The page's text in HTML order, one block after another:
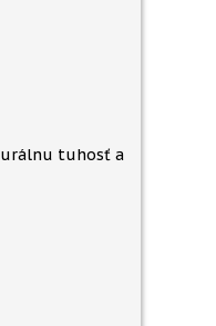
tuhosť a